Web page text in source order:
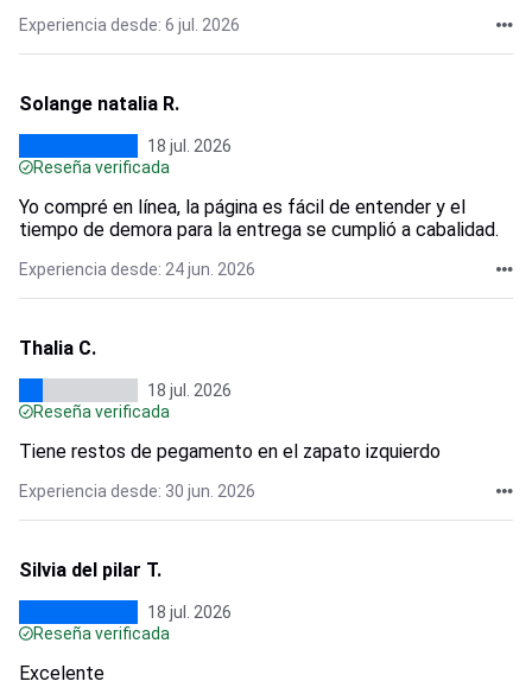
Experiencia desde: 6 jul. 2026
Solange natalia R.
18 jul. 2026
Reseña verificada
Yo compré en línea, la página es fácil de entender y el
tiempo de demora para la entrega se cumplió a cabalidad.
Experiencia desde: 24 jun. 2026
Thalia C.
18 jul. 2026
Reseña verificada
Tiene restos de pegamento en el zapato izquierdo
Experiencia desde: 30 jun. 2026
Silvia del pilar T.
18 jul. 2026
Reseña verificada
Excelente